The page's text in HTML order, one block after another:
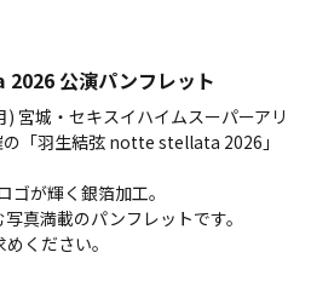
公演パンフレット
宮城・セキスイハイムスーパーアリ
「羽生結弦 notte stellata 2026」
が輝く銀箔加工。
真満載のパンフレットです。
ください。